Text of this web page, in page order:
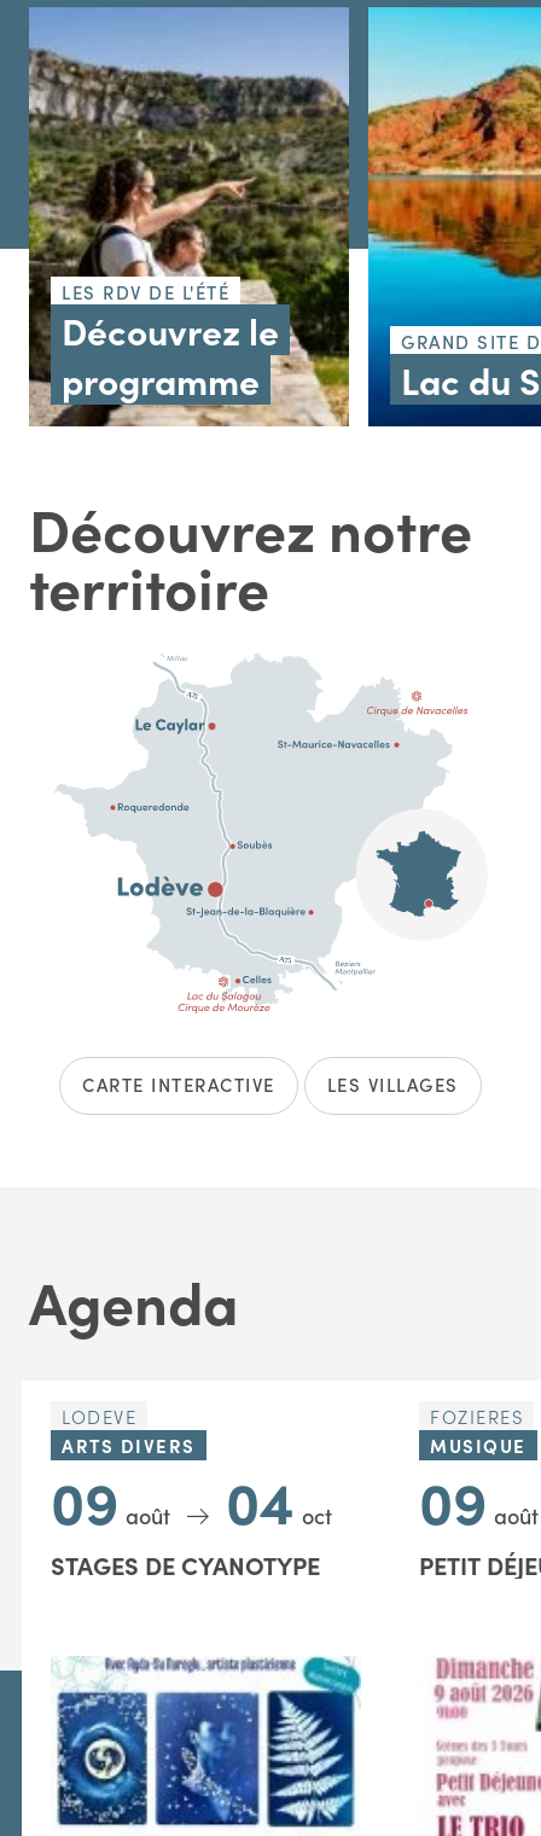
LES RDV DE L'ÉTÉ
Découvrez le
programme
GRAND SITE
Lac du
Découvrez notre
territoire
CARTE INTERACTIVE LES VILLAGES
Agenda
LODEVE
ARTS DIVERS
09 août 04 oct
STAGES DE CYANOTYPE
FOZIERES
MUSIQUE
09 août
PETIT